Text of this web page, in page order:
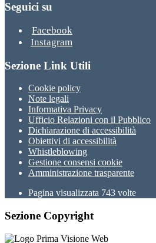
Seguici su
Facebook
Instagram
Sezione Link Utili
Cookie policy
Note legali
Informativa Privacy
Ufficio Relazioni con il Pubblico
Dichiarazione di accessibilità
Obiettivi di accessibilità
Whistleblowing
Gestione consensi cookie
Amministrazione trasparente
Pagina visualizzata 743 volte
Sezione Copyright